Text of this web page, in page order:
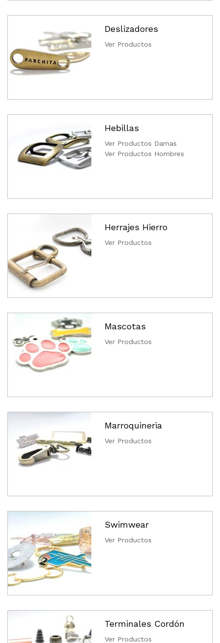
Deslizadores
Ver Productos
Hebillas
Ver Productos Damas
Ver Productos Hombres
Herrajes Hierro
Ver Productos
Mascotas
Ver Productos
Marroquineria
Ver Productos
Swimwear
Ver Productos
Terminales Cordón
Ver Productos